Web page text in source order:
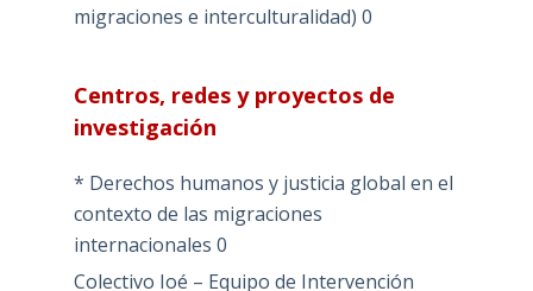
migraciones e interculturalidad) 0
Centros, redes y proyectos de
investigación
* Derechos humanos y justicia global en el
contexto de las migraciones
internacionales 0
Colectivo Ioé – Equipo de Intervención